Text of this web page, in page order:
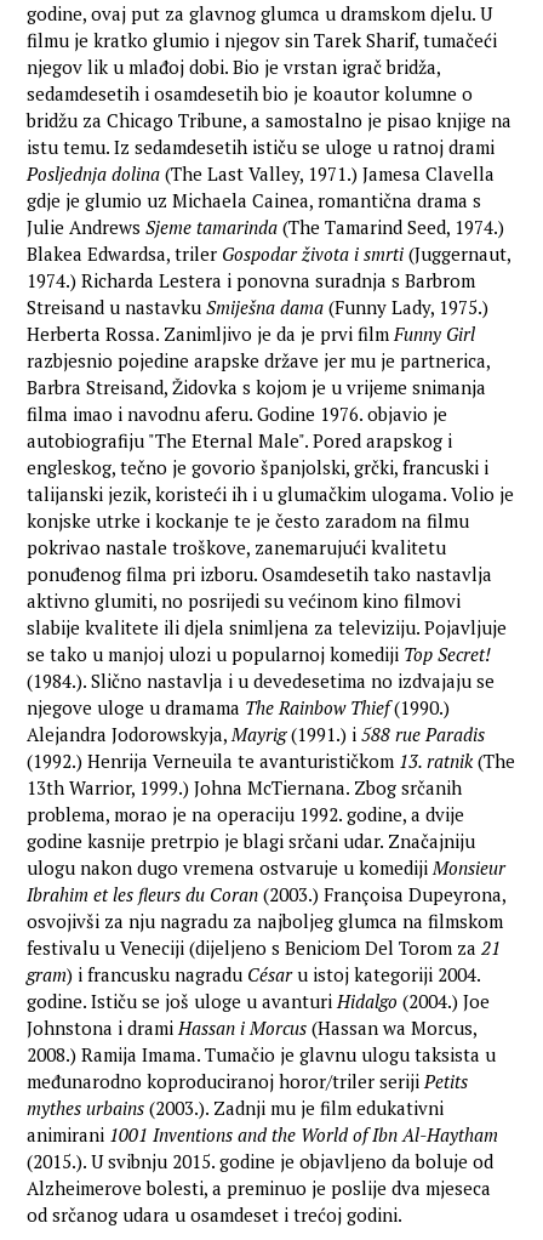
godine, ovaj put za glavnog glumca u dramskom djelu. U
filmu je kratko glumio i njegov sin Tarek Sharif, tumačeći
njegov lik u mlađoj dobi. Bio je vrstan igrač bridža,
sedamdesetih i osamdesetih bio je koautor kolumne o
bridžu za Chicago Tribune, a samostalno je pisao knjige na
istu temu. Iz sedamdesetih ističu se uloge u ratnoj drami
Posljednja dolina (The Last Valley, 1971.) Jamesa Clavella
gdje je glumio uz Michaela Cainea, romantična drama s
Julie AndrewsSjeme tamarinda (The Tamarind Seed, 1974.)
Blakea Edwardsa, triler Gospodar života i smrti (Juggernaut,
1974.) Richarda Lestera i ponovna suradnja s Barbrom
Streisand u nastavkuSmiješna dama (Funny Lady, 1975.)
Herberta Rossa. Zanimljivo je da je prvi filmFunny Girl
razbjesnio pojedine arapske države jer mu je partnerica,
Barbra Streisand, Židovka s kojom je u vrijeme snimanja
filma imao i navodnu aferu. Godine 1976. objavio je
autobiografiju "The Eternal Male". Pored arapskog i
engleskog, tečno je govorio španjolski, grčki, francuski i
talijanski jezik, koristeći ih i u glumačkim ulogama. Volio je
konjske utrke i kockanje te je često zaradom na filmu
pokrivao nastale troškove, zanemarujući kvalitetu
ponuđenog filma pri izboru. Osamdesetih tako nastavlja
aktivno glumiti, no posrijedi su većinom kino filmovi
slabije kvalitete ili djela snimljena za televiziju. Pojavljuje
se tako u manjoj ulozi u popularnoj komediji Top Secret!
(1984.). Slično nastavlja i u devedesetima no izdvajaju se
njegove uloge u dramama The Rainbow Thief(1990.)
Alejandra Jodorowskyja,Mayrig(1991.) i588 rue Paradis
(1992.) Henrija Verneuila te avanturističkom 13. ratnik (The
13th Warrior, 1999.) Johna McTiernana. Zbog srčanih
problema, morao je na operaciju 1992. godine, a dvije
godine kasnije pretrpio je blagi srčani udar. Značajniju
ulogu nakon dugo vremena ostvaruje u komedijiMonsieur
Ibrahim et les fleurs du Coran (2003.) Françoisa Dupeyrona,
osvojivši za nju nagradu za najboljeg glumca na filmskom
festivalu u Veneciji (dijeljeno s Beniciom Del Torom za21
gram) i francusku nagradu Césaru istoj kategoriji 2004.
godine. Ističu se još uloge u avanturiHidalgo (2004.) Joe
Johnstona i dramiHassan i Morcus (Hassan wa Morcus,
2008.) Ramija Imama. Tumačio je glavnu ulogu taksista u
međunarodno koproduciranoj horor/triler serijiPetits
mythes urbains (2003.). Zadnji mu je film edukativni
animirani 1001 Inventions and the World of Ibn Al-Haytham
(2015.). U svibnju 2015. godine je objavljeno da boluje od
Alzheimerove bolesti, a preminuo je poslije dva mjeseca
od srčanog udara u osamdeset i trećoj godini.